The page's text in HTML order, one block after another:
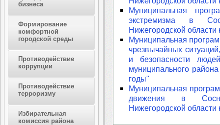
бизнеса
Формирование
комфортной
городской среды
Противодействие
коррупции
Противодействие
терроризму
Избирательная
комиссия района
Муниципальная
экстремизма в
Нижегородской
Муниципальная
чрезвычайных
и безопасности
муниципального
годы"
Муниципальная
движения в
Нижегородской